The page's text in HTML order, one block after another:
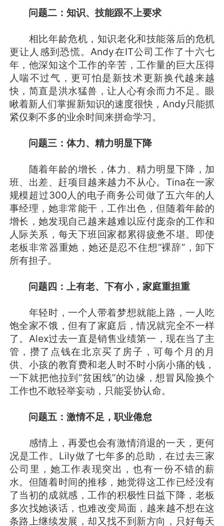
问题二：知识、技能跟不上要求
相比年龄危机，知识老化和技能落后的危机
更让人感到恐慌。Andy在IT公司工作了十六七
年，他深知这个工作的辛苦，工作量的巨大压得
人喘不过气，更可怕是新技术更新换代越来越
快，简直是洪水猛兽，让人心有余而力不足。眼
瞅着新人们掌握新知识的速度很快，Andy只能抓
紧仅剩不多的业余时间来拼命学习。
问题三：体力、精力明显下降
随着年龄的增长，体力、精力明显下降，加
班、出差、赶项目越来越力不从心。Tina在一家
规模超过300人的电子商务公司做了五六年的人
事经理，她非常能干，工作出色，但随着年龄的
增长，她发现自己越来越难以应付庞杂的工作和
人际关系，每天下班回家都累得疲惫不堪。即使
老板非常器重她，她还是忍不住想“裸辞”，卸下
所有担子。
问题四：上有老、下有小，家庭重担重
年轻时，一个人带着梦想就能上路，一人吃
饱全家不饿，但有了家庭后，情况就完全不一样
了。Alex过去一直是销售业绩第一，现在当了主
管，攒了点钱在北京买了房子，可每个月的月
供、小孩的教育费和老人时不时小病小痛的钱，
一下就把他拉到“贫困线”的边缘，想冒风险换个
工作也不敢轻举妄动，只能妥协认命。
问题五：激情不足，职业倦怠
感情上，再爱也会有激情消退的一天，更何
况是工作。Lily做了七年多的总助，在过去三家
公司里，她工作表现突出，也有一份不错的薪
水。但随着时间的推移，她觉得这工作已经没有
了当初的成就感，工作的积极性日益下降，老板
多次找她谈话，也难改变局面，越来越不想在这
条路上继续发展，却又找不到新方向，只好每天